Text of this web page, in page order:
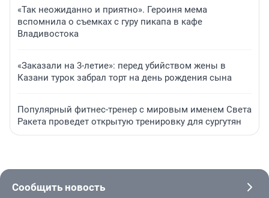
«Так неожиданно и приятно». Героиня мема
вспомнила о съемках с гуру пикапа в кафе
Владивостока
«Заказали на 3-летие»: перед убийством жены в
Казани турок забрал торт на день рождения сына
Популярный фитнес-тренер с мировым именем Света
Ракета проведет открытую тренировку для сургутян
Сообщить новость